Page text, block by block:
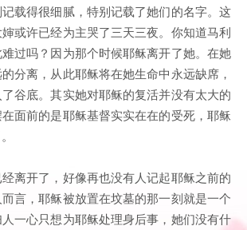
载得很细腻，特别记载了她们的名字。这
或许已经为主哭了三天三夜。你知道马利
过吗？因为那个时候耶稣离开了她。在她
分离，从此耶稣将在她生命中永远缺席，
谷底。其实她对耶稣的复活并没有太大的
面前的是耶稣基督实实在在的受死，耶稣
离开了，好像再也没有人记起耶稣之前的
言，耶稣被放置在坟墓的那一刻就是一个
一心只想为耶稣处理身后事，她们没有什